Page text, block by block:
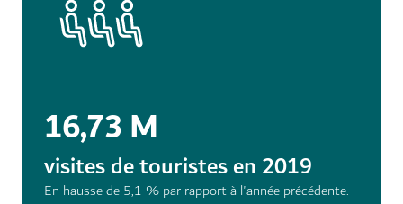
16,73 M
visites de touristes en 2019
En hausse de 5,1 % par rapport à l'année précédente.